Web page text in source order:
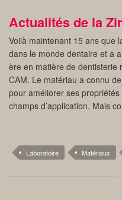
Actualités de la
Voilà maintenant 15 ans que
dans le monde dentaire et a
ère en matière de dentisterie
CAM. Le matériau a connu
pour améliorer ses
champs d’application. Mais
Laboratoire Matériaux